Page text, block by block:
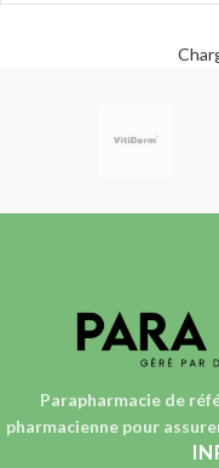
Parapharmacie de
pharmaciennepour